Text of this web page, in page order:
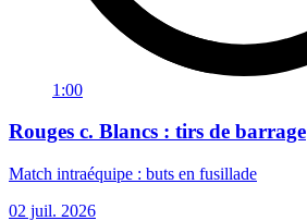
1:00
Rouges c. Blancs : tirs de barrage
Match intraéquipe : buts en fusillade
02 juil. 2026